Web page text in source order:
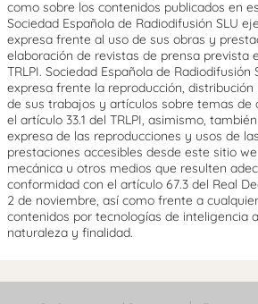
como sobre los contenidos publicados en
Sociedad Española de Radiodifusión SLU
expresa frente al uso de sus obras y
elaboración de revistas de prensa prevista
TRLPI. Sociedad Española de
expresa frente la reproducción,
de sus trabajos y artículos sobre temas de
el artículo 33.1 del TRLPI, asimismo,
expresa de las reproducciones y usos de
prestaciones accesibles desde este sitio
mecánica u otros medios que resulten
conformidad con el artículo 67.3 del Real
2 de noviembre, así como frente a
contenidos por tecnologías de inteligencia
naturaleza y finalidad.